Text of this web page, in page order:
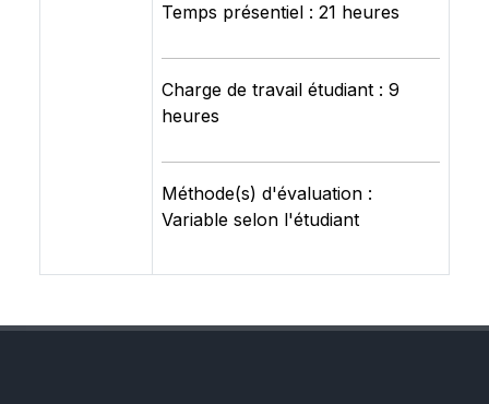
Temps présentiel : 21 heures
Charge de travail étudiant : 9
heures
Méthode(s) d'évaluation :
Variable selon l'étudiant